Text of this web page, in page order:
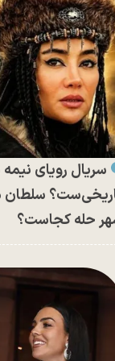
سریال رویای
سلطان
حله کجاست؟